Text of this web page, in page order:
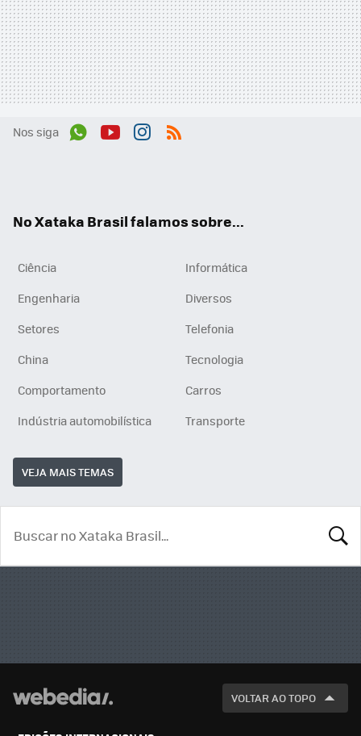
Nos siga
No Xataka Brasil falamos sobre...
Ciência
Informática
Engenharia
Diversos
Setores
Telefonia
China
Tecnologia
Comportamento
Carros
Indústria automobilística
Transporte
VEJA MAIS TEMAS
VOLTAR AO TOPO